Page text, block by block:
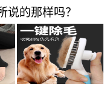
说的那样吗？